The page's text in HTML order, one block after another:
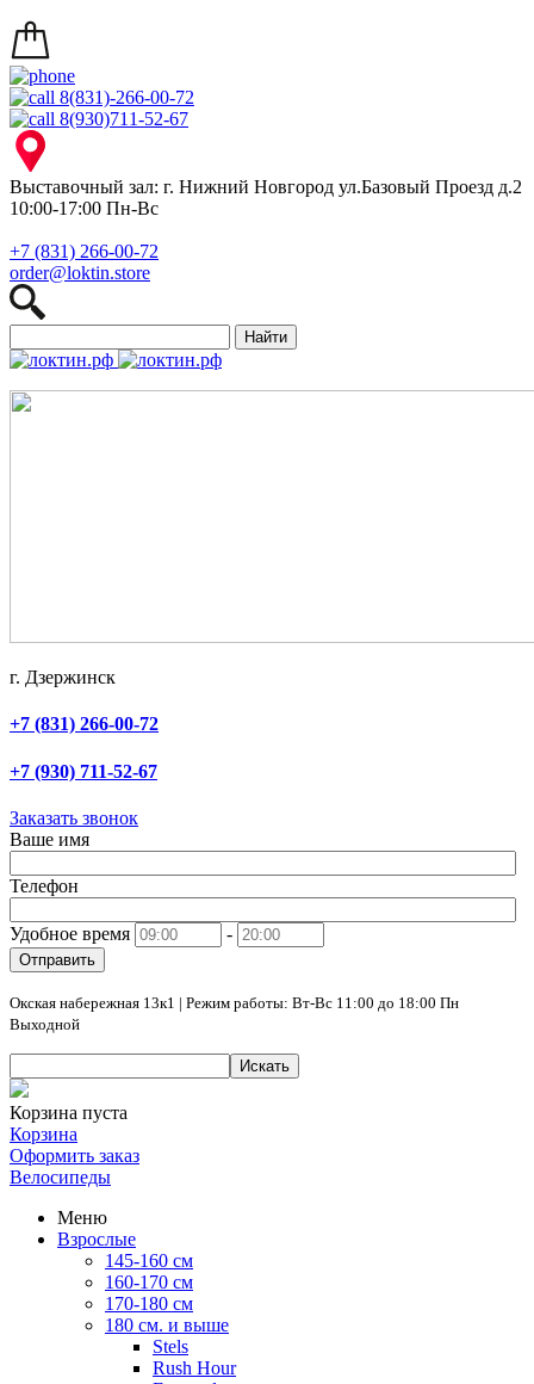
8(831)-266-00-72
8(930)711-52-67
Выставочный зал: г. Нижний Новгород ул.Базовый Проезд д.2
10:00-17:00 Пн-Вс
+7 (831) 266-00-72
order@loktin.store
Найти
г. Дзержинск
+7 (831) 266-00-72
+7 (930) 711-52-67
Заказать звонок
Ваше имя
Телефон
Удобное время -
Отправить
Окская набережная 13к1 | Режим работы: Вт-Вс 11:00 до 18:00 Пн
Выходной
Искать
Корзина пуста
Корзина
Оформить заказ
Велосипеды
Меню
Взрослые
145-160 см
160-170 см
170-180 см
180 см. и выше
Stels
Rush Hour